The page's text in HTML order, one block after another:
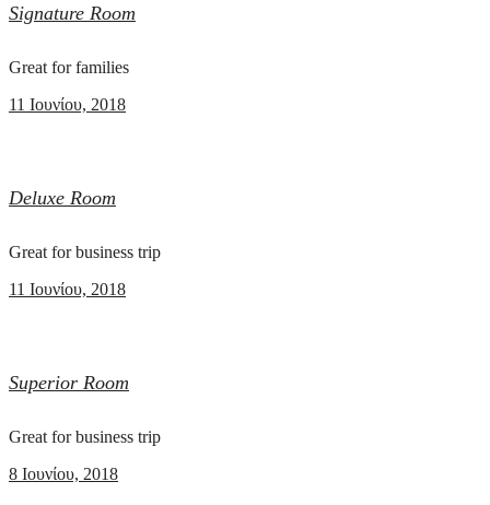
Signature Room
Great for families
11 Ιουνίου, 2018
Deluxe Room
Great for business trip
11 Ιουνίου, 2018
Superior Room
Great for business trip
8 Ιουνίου, 2018